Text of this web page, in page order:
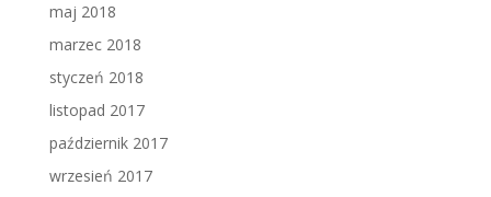
maj 2018
marzec 2018
styczeń 2018
listopad 2017
październik 2017
wrzesień 2017